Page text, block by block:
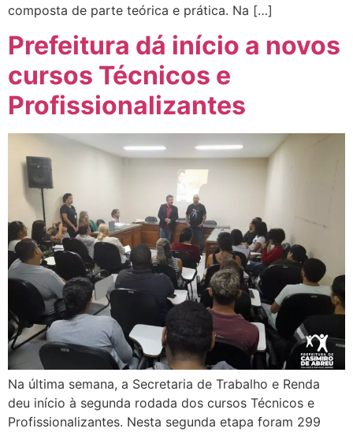
composta de parte teórica e prática. Na […]
Prefeitura dá início a novos
cursos Técnicos e
Profissionalizantes
Na última semana, a Secretaria de Trabalho e Renda
deu início à segunda rodada dos cursos Técnicos e
Profissionalizantes. Nesta segunda etapa foram 299